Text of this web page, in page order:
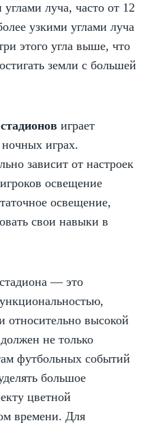
луча, часто от 12
узкими углами луча
этого угла выше, что
земли с большей
играет
играх.
зависит от настроек
освещение
освещение,
свои навыки в
— это
относительно высокой
не только
футбольных событий
большое
цветной
времени. Для